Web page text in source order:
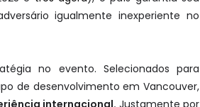
igualmente inexperiente no
no evento. Selecionados para
de desenvolvimento em Vancouver,
internacional. Justamente por